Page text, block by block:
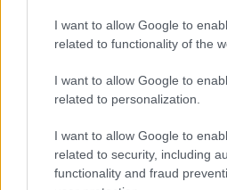
I want to allow Google to
related to functionality of the
I want to allow Google to
related to personalization.
I want to allow Google to
related to security, including
functionality and fraud
többieket, hogy hogy
Akkor neki a
Valószínűleg élete
Már a gyerekei születése
Ezt valahogy lehet látni
festett 1989 után?
Én csak annyit látok,